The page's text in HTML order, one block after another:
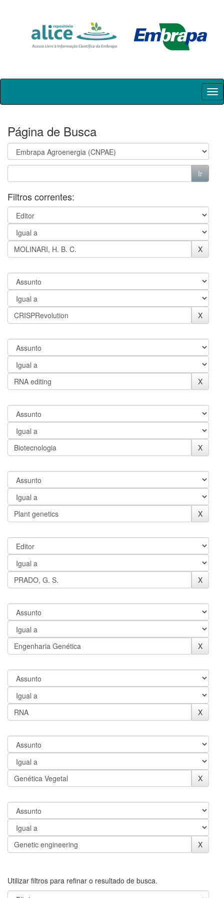
Skip
Página de Busca
Filtros correntes:
Utilizar filtros para refinar o resultado de busca.